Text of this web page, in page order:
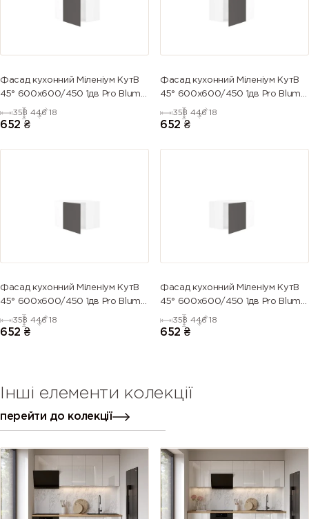
Фасад кухонний Міленіум КутВ
45° 600х600/450 1дв Pro Blum
Лівийи (глянець)
358 446 18
652 ₴
Фасад кухонний Міленіум КутВ
45° 600х600/450 1дв Pro Blum
ПРАВИЙ (глянець)
358 446 18
652 ₴
Фасад кухонний Міленіум КутВ
45° 600х600/450 1дв Pro Blum
ЛІВИЙ (напівмат)
358 446 18
652 ₴
Фасад кухонний Міленіум КутВ
45° 600х600/450 1дв Pro Blum
ПРАВИЙ (напівмат)
358 446 18
652 ₴
Інші елементи колекції
перейти до колекції